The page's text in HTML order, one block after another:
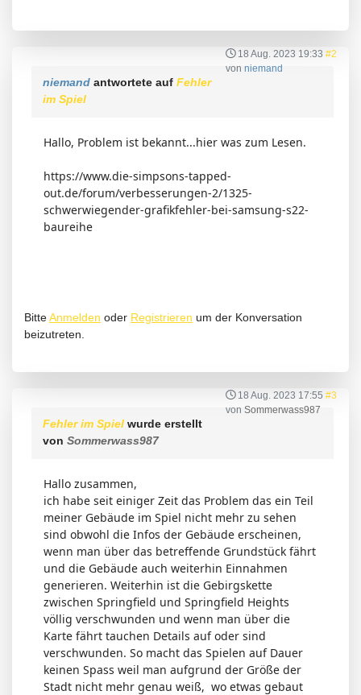
18 Aug. 2023 19:33 #2
von niemand
niemand antwortete auf Fehler
im Spiel
Hallo, Problem ist bekannt...hier was zum Lesen.
https://www.die-simpsons-tapped-
out.de/forum/verbesserungen-2/1325-
schwerwiegender-grafikfehler-bei-samsung-s22-
baureihe
BitteAnmelden oder Registrieren um der Konversation
beizutreten.
18 Aug. 2023 17:55 #3
von Sommerwass987
Fehler im Spiel wurde erstellt
von Sommerwass987
Hallo zusammen,
ich habe seit einiger Zeit das Problem das ein Teil
meiner Gebäude im Spiel nicht mehr zu sehen
sind obwohl die Infos der Gebäude erscheinen,
wenn man über das betreffende Grundstück fährt
und die Gebäude auch weiterhin Einnahmen
generieren. Weiterhin ist die Gebirgskette
zwischen Springfield und Springfield Heights
völlig verschwunden und wenn man über die
Karte fährt tauchen Details auf oder sind
verschwunden. So macht das Spielen auf Dauer
keinen Spass weil man aufgrund der Größe der
Stadt nicht mehr genau weiß, wo etwas gebaut